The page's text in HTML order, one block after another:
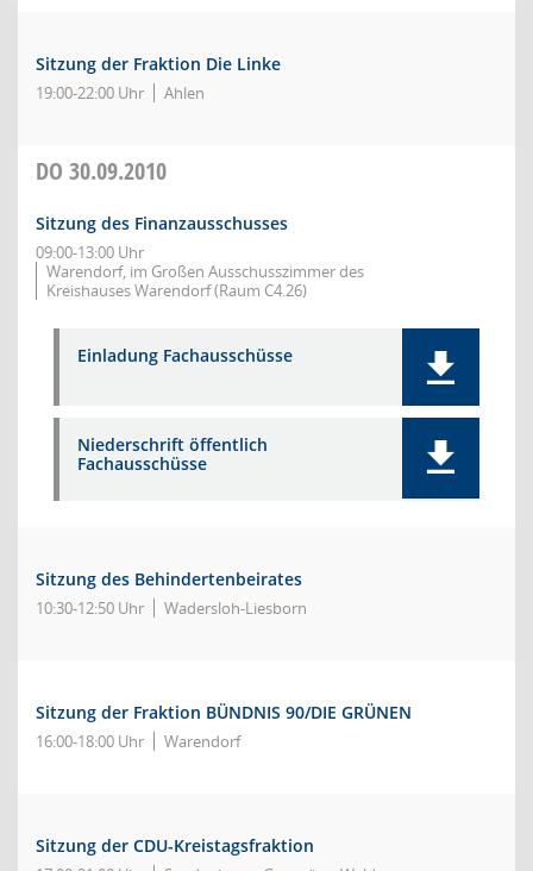
Sitzung der Fraktion Die Linke
19:00-22:00 Uhr Ahlen
DO 30.09.2010
Sitzung des Finanzausschusses
09:00-13:00 Uhr
Warendorf, im Großen Ausschusszimmer des
Kreishauses Warendorf (Raum C4.26)
Einladung Fachausschüsse
Niederschrift öffentlich
Fachausschüsse
Sitzung des Behindertenbeirates
10:30-12:50 Uhr Wadersloh-Liesborn
Sitzung der Fraktion BÜNDNIS 90/DIE GRÜNEN
16:00-18:00 Uhr Warendorf
Sitzung der CDU-Kreistagsfraktion